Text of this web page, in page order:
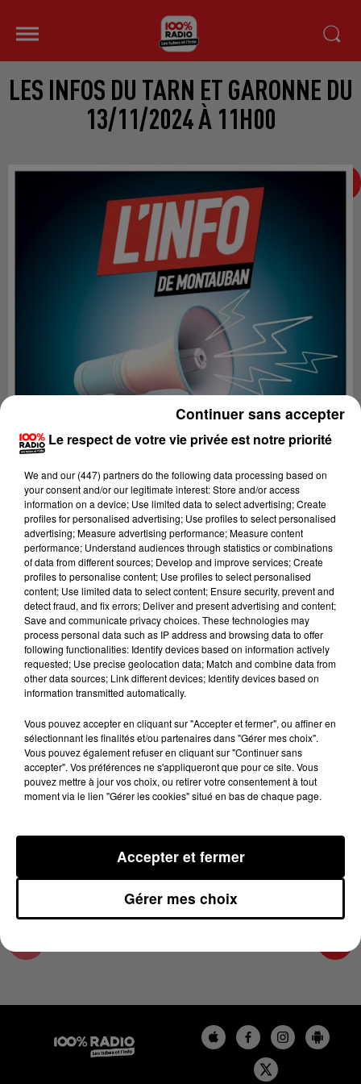
LES INFOS DU TARN ET GARONNE DU
13/11/2024 À 11H00
Lecture (2 min 22 sec)
100%
100% Radio les infos du Tarn et Garonne
13 novembre 2024 - 2 min 22 sec
LES INFOS DU TARN ET GARONNE DU
13/11/2024 À 11H00
Podcasts infos du Tarn et Garonne
Le respect de votre vie privée est notre priorité
We and our (447) partnersdo the following data processing based on
your consent and/or our legitimate interest: Store and/or access
information on a device; Use limited data to select advertising; Create
profiles for personalised advertising; Use profiles to select personalised
advertising; Measure advertising performance; Measure content
performance; Understand audiences through statistics or combinations
of data from different sources; Develop and improve services; Create
profiles to personalise content; Use profiles to select personalised
content; Use limited data to select content; Ensure security, prevent and
detect fraud, and fix errors; Deliver and present advertising and content;
Save and communicate privacy choices. These technologies may
process personal data such as IP address and browsing data to offer
following functionalities: Identify devices based on information actively
requested; Use precise geolocation data; Match and combine data from
other data sources; Link different devices; Identify devices based on
information transmitted automatically.
Vous pouvez accepter en cliquant sur "Accepter et fermer", ou affiner en
sélectionnant les finalités et/ou partenaires dans "Gérer mes choix".
Vous pouvez également refuser en cliquant sur "Continuer sans
accepter". Vos préférences ne s'appliqueront que pour ce site. Vous
pouvez mettre à jour vos choix, ou retirer votre consentement à tout
moment via le lien "Gérer les cookies" situé en bas de chaque page.
Gérer mes choix
Accepter et fermer
Continuer sans accepter